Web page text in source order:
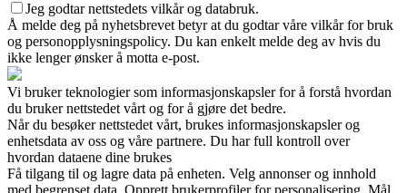
Jeg godtar nettstedets vilkår og databruk.
Å melde deg på nyhetsbrevet betyr at du godtar våre vilkår for bruk
og personopplysningspolicy. Du kan enkelt melde deg av hvis du
ikke lenger ønsker å motta e-post.
Vi bruker teknologier som informasjonskapsler for å forstå hvordan
du bruker nettstedet vårt og for å gjøre det bedre.
Når du besøker nettstedet vårt, brukes informasjonskapsler og
enhetsdata av oss og våre partnere. Du har full kontroll over
hvordan dataene dine brukes
Få tilgang til og lagre data på enheten. Velg annonser og innhold